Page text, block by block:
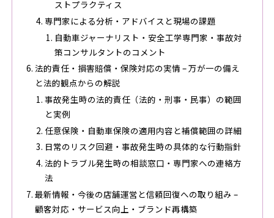
ストプラクティス
専門家による分析・アドバイスと現場の課題
自動車ジャーナリスト・安全工学専門家・事故対
策コンサルタントのコメント
法的責任・損害賠償・保険対応の実情 – 万が一の備え
と法的観点からの解説
事故発生時の法的責任（法的・刑事・民事）の範囲
と実例
任意保険・自動車保険の適用内容と補償範囲の詳細
日常のリスク回避・事故発生時の具体的な行動指針
法的トラブル発生時の相談窓口・専門家への連絡方
法
最新情報・今後の店舗運営と信頼回復への取り組み –
顧客対応・サービス向上・ブランド再構築